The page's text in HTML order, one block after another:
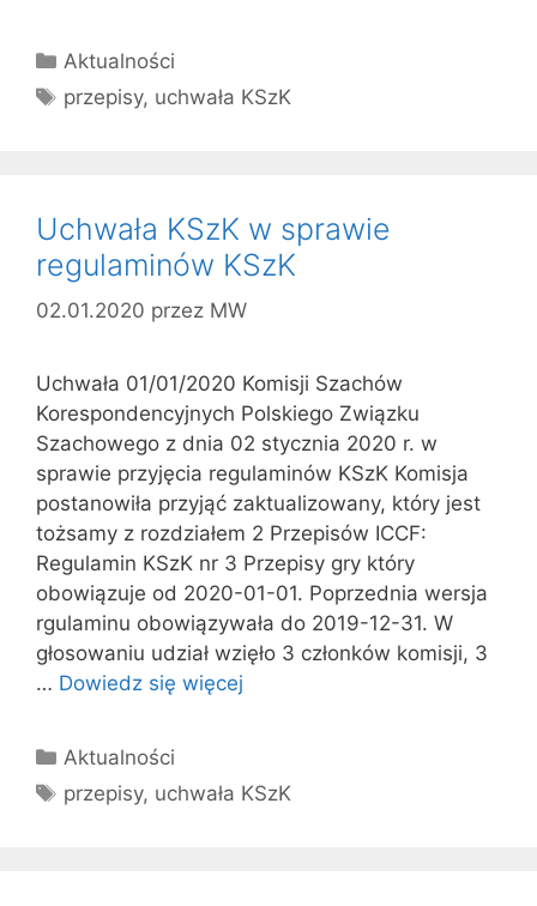
Kategorie
Aktualności
Tagi
przepisy, uchwała KSzK
Uchwała KSzK w sprawie
regulaminów KSzK
02.01.2020 przez MW
Uchwała 01/01/2020 Komisji Szachów
Korespondencyjnych Polskiego Związku
Szachowego z dnia 02 stycznia 2020 r. w
sprawie przyjęcia regulaminów KSzK Komisja
postanowiła przyjąć zaktualizowany, który jest
tożsamy z rozdziałem 2 Przepisów ICCF:
Regulamin KSzK nr 3 Przepisy gry który
obowiązuje od 2020-01-01. Poprzednia wersja
rgulaminu obowiązywała do 2019-12-31. W
głosowaniu udział wzięło 3 członków komisji, 3
… Dowiedz się więcej
Kategorie
Aktualności
Tagi
przepisy, uchwała KSzK